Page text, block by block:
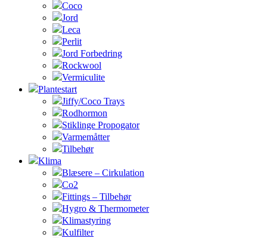
Coco
Jord
Leca
Perlit
Jord Forbedring
Rockwool
Vermiculite
Plantestart
Jiffy/Coco Trays
Rodhormon
Stiklinge Propogator
Varmemåtter
Tilbehør
Klima
Blæsere – Cirkulation
Co2
Fittings – Tilbehør
Hygro & Thermometer
Klimastyring
Kulfilter